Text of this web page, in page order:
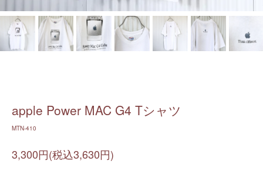
apple Power MAC G4 Tシャツ
MTN-410
3,300円(税込3,630円)